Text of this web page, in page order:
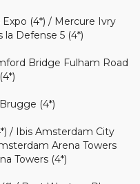
(4*) / Mercure Ivry
la Defense 5 (4*)
Bridge Fulham Road
(4*)
/ Ibis Amsterdam City
Arena Towers
Towers (4*)